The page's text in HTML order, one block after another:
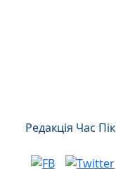
Редакція Час Пік